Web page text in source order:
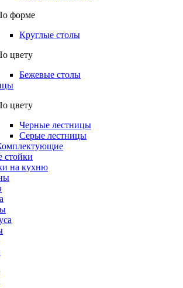
форме
Круглые столы
цвету
Бежевые столы
цвету
Черные лестницы
Серые лестницы
стойки
на кухню